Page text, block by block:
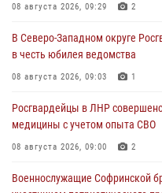
08 августа 2026, 09:29 2
В Северо-Западном округе
в честь юбилея ведомства
08 августа 2026, 09:03 1
Росгвардейцы в ЛНР
медицины с учетом опыта СВО
08 августа 2026, 09:00 2
Военнослужащие Софринской